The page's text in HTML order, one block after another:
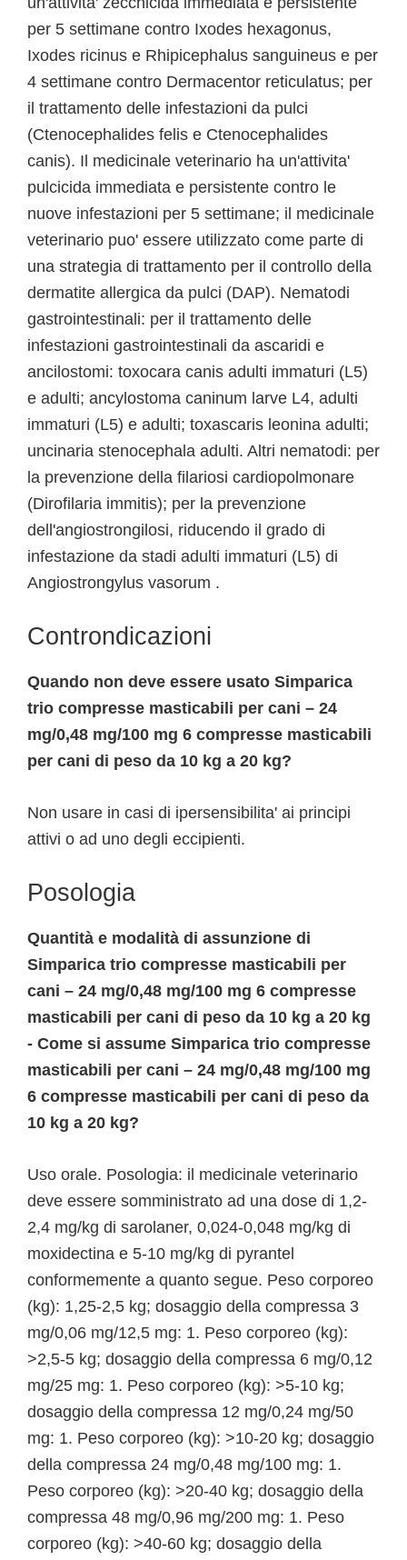
per 5 settimane contro Ixodes hexagonus,
Ixodes ricinus e Rhipicephalus sanguineus e per
4 settimane contro Dermacentor reticulatus; per
il trattamento delle infestazioni da pulci
(Ctenocephalides felis e Ctenocephalides
canis). Il medicinale veterinario ha un'attivita'
pulcicida immediata e persistente contro le
nuove infestazioni per 5 settimane; il medicinale
veterinario puo' essere utilizzato come parte di
una strategia di trattamento per il controllo della
dermatite allergica da pulci (DAP). Nematodi
gastrointestinali: per il trattamento delle
infestazioni gastrointestinali da ascaridi e
ancilostomi: toxocara canis adulti immaturi (L5)
e adulti; ancylostoma caninum larve L4, adulti
immaturi (L5) e adulti; toxascaris leonina adulti;
uncinaria stenocephala adulti. Altri nematodi: per
la prevenzione della filariosi cardiopolmonare
(Dirofilaria immitis); per la prevenzione
dell'angiostrongilosi, riducendo il grado di
infestazione da stadi adulti immaturi (L5) di
Angiostrongylus vasorum .
Controndicazioni
Quando non deve essere usato Simparica
trio compresse masticabili per cani – 24
mg/0,48 mg/100 mg 6 compresse masticabili
per cani di peso da 10 kg a 20 kg?
Non usare in casi di ipersensibilita' ai principi
attivi o ad uno degli eccipienti.
Posologia
Quantità e modalità di assunzione di
Simparica trio compresse masticabili per
cani – 24 mg/0,48 mg/100 mg 6 compresse
masticabili per cani di peso da 10 kg a 20 kg
- Come si assume Simparica trio compresse
masticabili per cani – 24 mg/0,48 mg/100 mg
6 compresse masticabili per cani di peso da
10 kg a 20 kg?
Uso orale. Posologia: il medicinale veterinario
deve essere somministrato ad una dose di 1,2-
2,4 mg/kg di sarolaner, 0,024-0,048 mg/kg di
moxidectina e 5-10 mg/kg di pyrantel
conformemente a quanto segue. Peso corporeo
(kg): 1,25-2,5 kg; dosaggio della compressa 3
mg/0,06 mg/12,5 mg: 1. Peso corporeo (kg):
>2,5-5 kg; dosaggio della compressa 6 mg/0,12
mg/25 mg: 1. Peso corporeo (kg): >5-10 kg;
dosaggio della compressa 12 mg/0,24 mg/50
mg: 1. Peso corporeo (kg): >10-20 kg; dosaggio
della compressa 24 mg/0,48 mg/100 mg: 1.
Peso corporeo (kg): >20-40 kg; dosaggio della
compressa 48 mg/0,96 mg/200 mg: 1. Peso
corporeo (kg): >40-60 kg; dosaggio della